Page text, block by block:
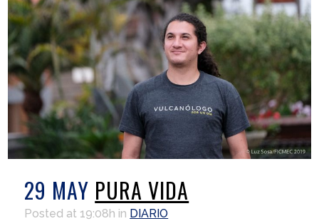
29 MAY PURA VIDA
Posted at 19:08h in DIARIO